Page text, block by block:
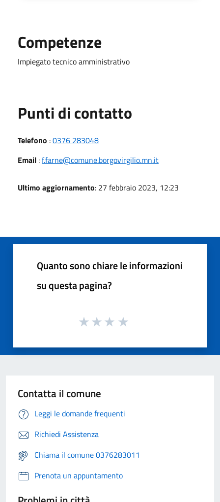
Competenze
Impiegato tecnico amministrativo
Punti di contatto
Telefono :0376 283048
Email :f.farne@comune.borgovirgilio.mn.it
Ultimo aggiornamento: 27 febbraio 2023, 12:23
Quanto sono chiare le informazioni
su questa pagina?
Contatta il comune
Leggi le domande frequenti
Richiedi Assistenza
Chiama il comune 0376283011
Prenota un appuntamento